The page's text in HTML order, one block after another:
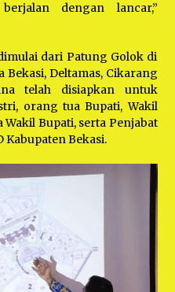
dengan lancar,”
dari Patung Golok di
Deltamas, Cikarang
telah disiapkan untuk
orang tua Bupati, Wakil
Bupati, serta Penjabat
Kabupaten Bekasi.